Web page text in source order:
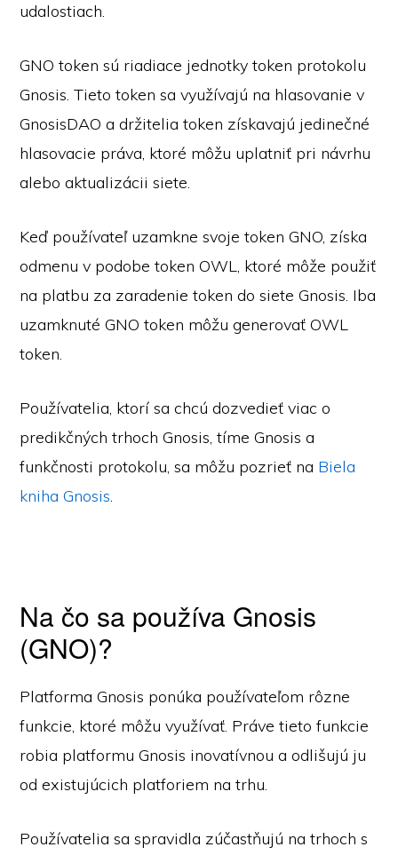
udalostiach.
GNO token sú riadiace jednotky token protokolu
Gnosis. Tieto token sa využívajú na hlasovanie v
GnosisDAO a držitelia token získavajú jedinečné
hlasovacie práva, ktoré môžu uplatniť pri návrhu
alebo aktualizácii siete.
Keď používateľ uzamkne svoje token GNO, získa
odmenu v podobe token OWL, ktoré môže použiť
na platbu za zaradenie token do siete Gnosis. Iba
uzamknuté GNO token môžu generovať OWL
token.
Používatelia, ktorí sa chcú dozvedieť viac o
predikčných trhoch Gnosis, tíme Gnosis a
funkčnosti protokolu, sa môžu pozrieť na Biela
kniha Gnosis.
Na čo sa používa Gnosis
(GNO)?
Platforma Gnosis ponúka používateľom rôzne
funkcie, ktoré môžu využívať. Práve tieto funkcie
robia platformu Gnosis inovatívnou a odlišujú ju
od existujúcich platforiem na trhu.
Používatelia sa spravidla zúčastňujú na trhoch s